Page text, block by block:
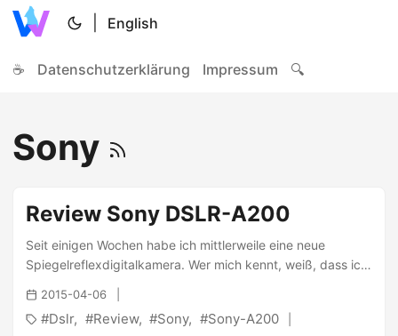
English
☕ Datenschutzerklärung Impressum 🔍
Sony
Review Sony DSLR-A200
Seit einigen Wochen habe ich mittlerweile eine neue
Spiegelreflexdigitalkamera. Wer mich kennt, weiß, dass ich
gerne Fotos schieße und mich über meine bisherige
Kamera (Traveler DC8600) desöfteren aufgeregt hatte, da
diese wenig lichtstark war. Kaufberatung: Mein Kollege
2015-04-06
Dslr Review Sony Sony-A200